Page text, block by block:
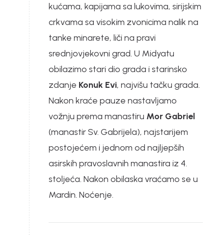
kućama, kapijama sa lukovima, sirijskim
crkvama sa visokim zvonicima nalik na
tanke minarete, liči na pravi
srednjovjekovni grad. U Midyatu
obilazimo stari dio grada i starinsko
zdanje Konuk Evi, najvišu tačku grada.
Nakon kraće pauze nastavljamo
vožnju prema manastiru Mor Gabriel
(manastir Sv. Gabrijela), najstarijem
postojećem i jednom od najljepših
asirskih pravoslavnih manastira iz 4.
stoljeća. Nakon obilaska vraćamo se u
Mardin. Noćenje.